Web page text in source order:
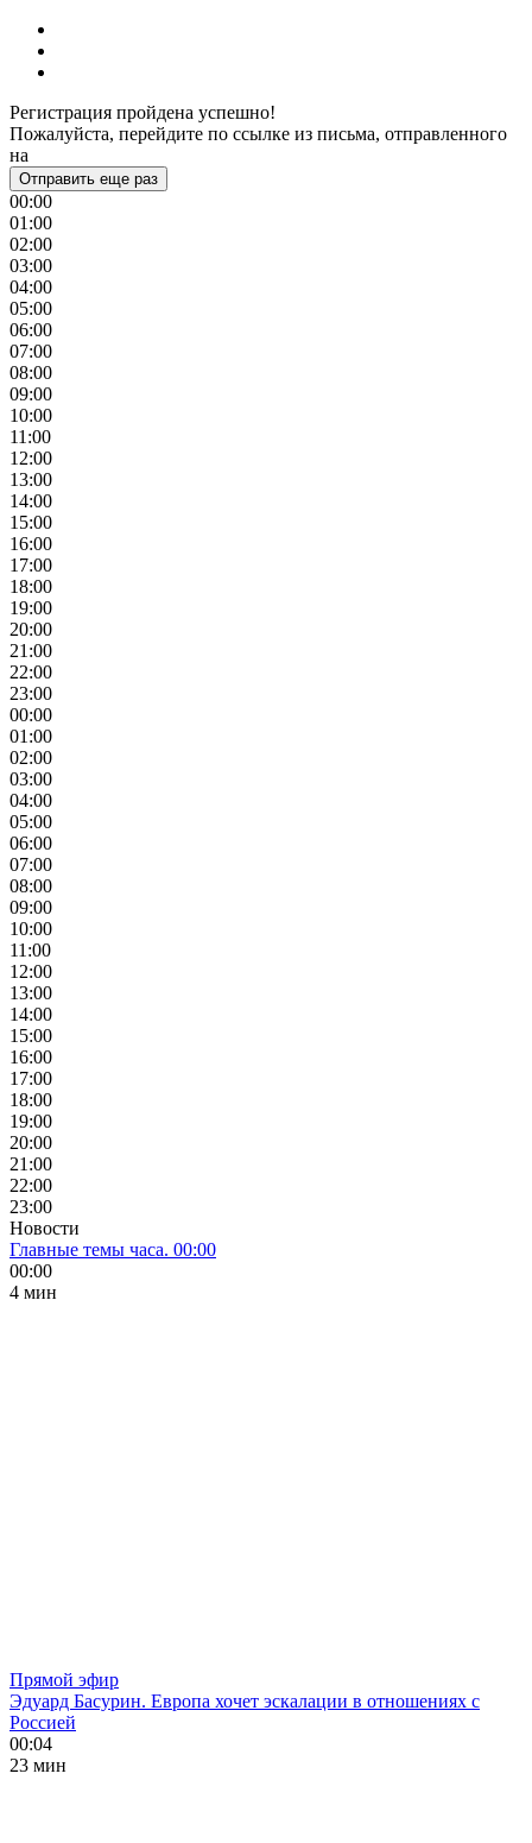
Регистрация пройдена успешно!
Пожалуйста, перейдите по ссылке из письма, отправленного
на
Отправить еще раз
00:00
01:00
02:00
03:00
04:00
05:00
06:00
07:00
08:00
09:00
10:00
11:00
12:00
13:00
14:00
15:00
16:00
17:00
18:00
19:00
20:00
21:00
22:00
23:00
00:00
01:00
02:00
03:00
04:00
05:00
06:00
07:00
08:00
09:00
10:00
11:00
12:00
13:00
14:00
15:00
16:00
17:00
18:00
19:00
20:00
21:00
22:00
23:00
Новости
Главные темы часа. 00:00
00:00
4 мин
Прямой эфир
Эдуард Басурин. Европа хочет эскалации в отношениях с
Россией
00:04
23 мин